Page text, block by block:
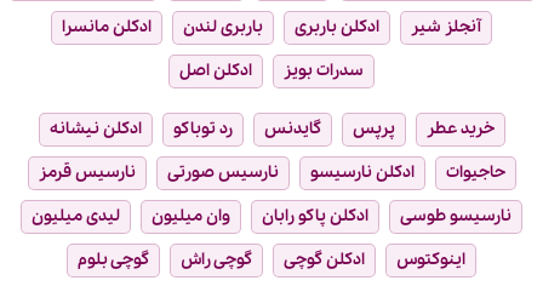
آنجلز شیر
ادکلن باربری باربری لندن
ادکلن مانسرا
سدرات بویز
ادکلن اصل
خرید عطر پرپس گایدنس رد توباکو
ادکلن نیشانه
حاجیوات
ادکلن نارسیسو نارسیس صورتی
نارسیس قرمز
نارسیسو طوسی
ادکلن پاکو رابان وان میلیون
لیدی میلیون
اینوکتوس
ادکلن گوچی گوچی راش
گوچی بلوم